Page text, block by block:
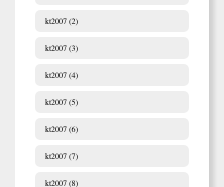
kt2007 (2)
kt2007 (3)
kt2007 (4)
kt2007 (5)
kt2007 (6)
kt2007 (7)
kt2007 (8)